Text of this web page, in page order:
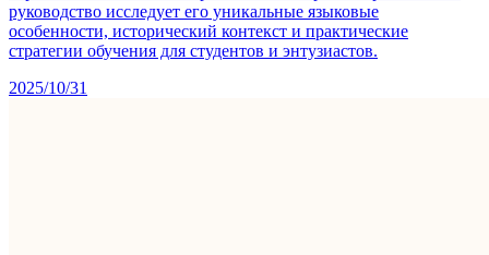
руководство исследует его уникальные языковые
особенности, исторический контекст и практические
стратегии обучения для студентов и энтузиастов.
2025/10/31